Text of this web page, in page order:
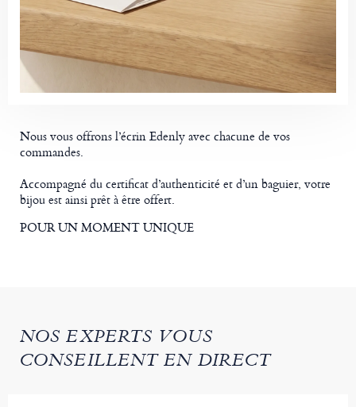
Nous vous offrons l’écrin Edenly avec chacune de vos
commandes.
Accompagné du certificat d’authenticité et d’un baguier, votre
bijou est ainsi prêt à être offert.
POUR UN MOMENT UNIQUE
NOS EXPERTS VOUS
CONSEILLENT EN DIRECT